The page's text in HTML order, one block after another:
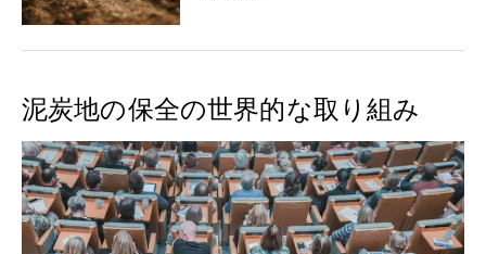
泥炭地の保全の世界的な取り組み